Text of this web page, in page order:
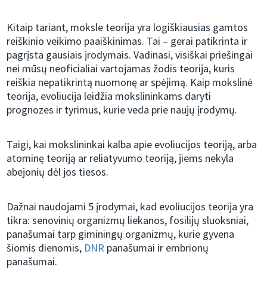
Kitaip tariant, moksle teorija yra logiškiausias gamtos
reiškinio veikimo paaiškinimas. Tai – gerai patikrinta ir
pagrįsta gausiais įrodymais. Vadinasi, visiškai priešingai
nei mūsų neoficialiai vartojamas žodis teorija, kuris
reiškia nepatikrintą nuomonę ar spėjimą. Kaip mokslinė
teorija, evoliucija leidžia mokslininkams daryti
prognozes ir tyrimus, kurie veda prie naujų įrodymų.
Taigi, kai mokslininkai kalba apie evoliucijos teoriją, arba
atominę teoriją ar reliatyvumo teoriją, jiems nekyla
abejonių dėl jos tiesos.
Dažnai naudojami 5 įrodymai, kad evoliucijos teorija yra
tikra: senovinių organizmų liekanos, fosilijų sluoksniai,
panašumai tarp giminingų organizmų, kurie gyvena
šiomis dienomis, DNR panašumai ir embrionų
panašumai.